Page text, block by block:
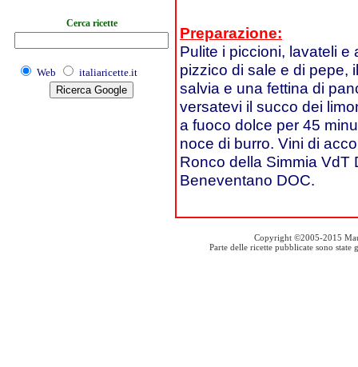
Cerca ricette
Web italiaricette.it
Preparazione:
Pulite i piccioni, lavateli
pizzico di sale e di pepe,
salvia e una fettina di
versatevi il succo dei
a fuoco dolce per 45
noce di burro. Vini di
Ronco della Simmia VdT
Beneventano DOC.
Copyright ©2005-2015
Parte delle ricette pubblicate sono state